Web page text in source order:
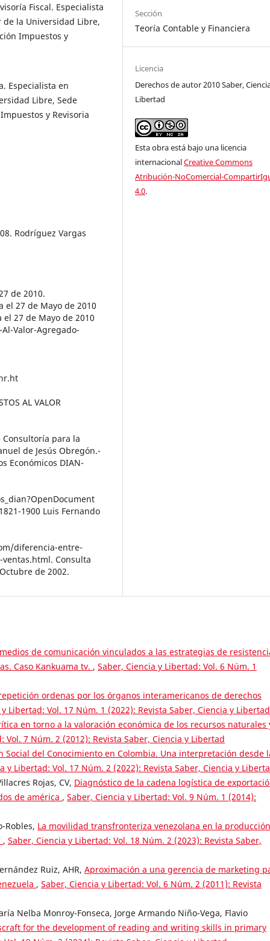
Fiscal. Especialista
la Universidad Libre,
Impuestos y
Especialista en
Libre, Sede
y Revisoria
Rodríguez Vargas
de 2010.
27 de Mayo de 2010
27 de Mayo de 2010
Valor-Agregado-
AL VALOR
para la
de Jesús Obregón.-
Económicos DIAN-
1900 Luis Fernando
diferencia-entre-
Consulta
de 2002.
Sección
Teoría Contable y Financiera
Licencia
Derechos de autor 2010 Saber,
Libertad
Esta obra está bajo una licencia
internacionalCreative Commons
Atribución-NoComercial-
4.0.
de comunicación vinculados a las estrategias de
Caso Kankuama tv. , Saber, Ciencia y Libertad: Vol. 6 Núm. 1
ordenas por los órganos interamericanos de derechos
Libertad: Vol. 17 Núm. 1 (2022): Revista Saber, Ciencia y Libertad
en torno a la valoración económica de los recursos naturales
Vol. 7 Núm. 2 (2012): Revista Saber, Ciencia y Libertad
Social del Conocimiento en Colombia. Una interpretación desde
y Libertad: Vol. 17 Núm. 2 (2022): Revista Saber, Ciencia y
Rojas, CV, Diagnóstico de la cadena logística de
de américa , Saber, Ciencia y Libertad: Vol. 9 Núm. 1 (2014):
Robles, La movilidad transfronteriza venezolana en la producción
, Saber, Ciencia y Libertad: Vol. 18 Núm. 2 (2023): Revista Saber,
Ruiz, AHR, Aproximación a una gerencia de marketing
, Saber, Ciencia y Libertad: Vol. 6 Núm. 2 (2011): Revista
Nelba Monroy-Fonseca, Jorge Armando Niño-Vega, Flavio
for the development of reading and writing skills in primary